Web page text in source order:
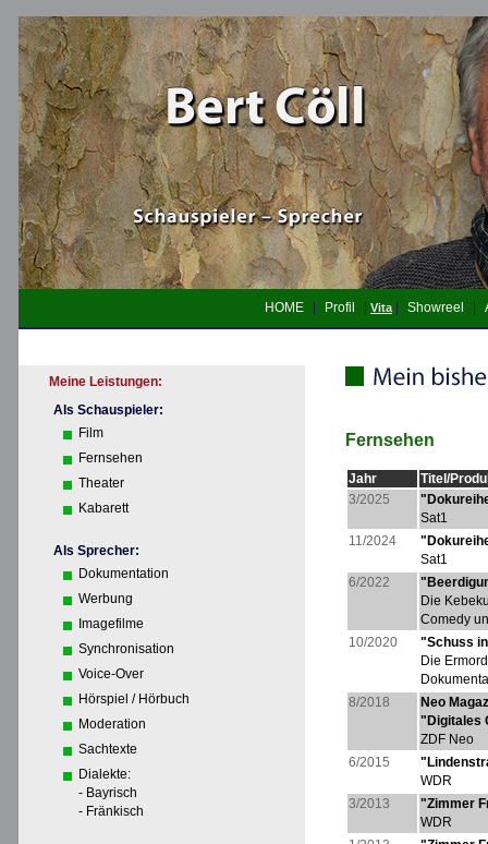
HOME Profil Vita| Showreel
Meine Leistungen:
Als Schauspieler:
Film
Fernsehen
Theater
Kabarett
Als Sprecher:
Dokumentation
Werbung
Imagefilme
Synchronisation
Voice-Over
Hörspiel / Hörbuch
Moderation
Sachtexte
Dialekte:
- Bayrisch
- Fränkisch
Fernsehen
Jahr
Titel/
3/2025
Sat1
11/2024
Sat1
6/2022
Die
Comedy
10/2020
"Schuss
Die
8/2018
Neo
"Digitales
ZDF Neo
6/2015
WDR
3/2013
"Zimmer
WDR